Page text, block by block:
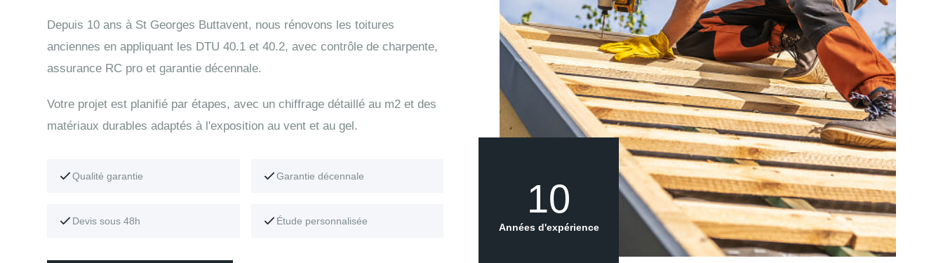
Depuis 10 ans à St Georges Buttavent, nous rénovons les toitures
anciennes en appliquant les DTU 40.1 et 40.2, avec contrôle de charpente,
assurance RC pro et garantie décennale.
Votre projet est planifié par étapes, avec un chiffrage détaillé au m2 et des
matériaux durables adaptés à l'exposition au vent et au gel.
Qualité garantie Garantie décennale
Devis sous 48h Étude personnalisée
10
Années d'expérience